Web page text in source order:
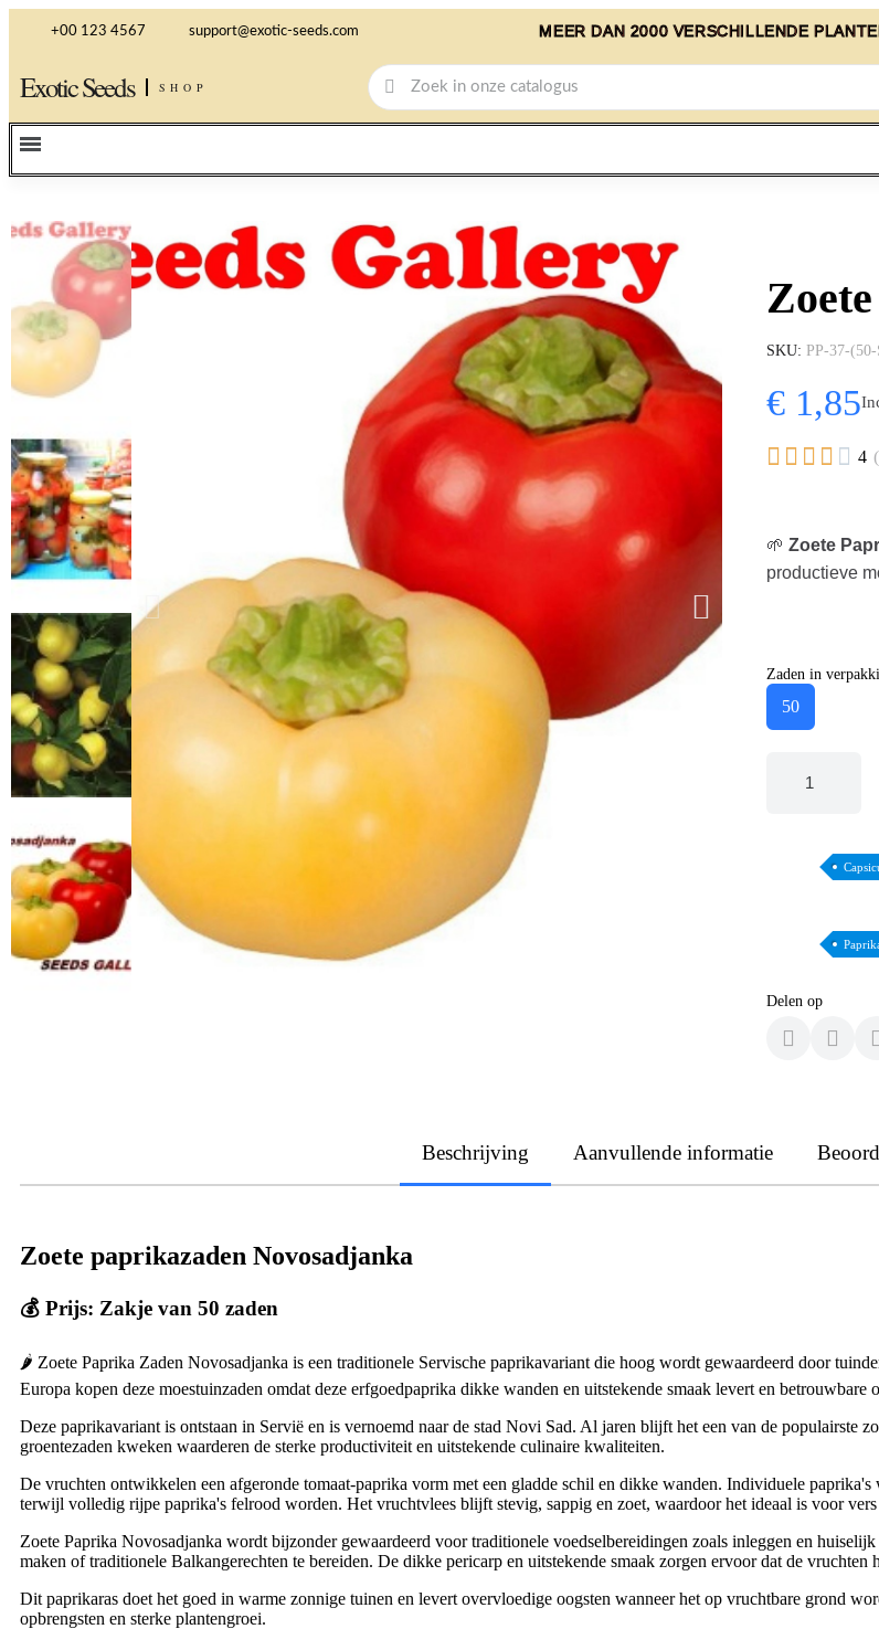
+00 123 4567 support@exotic-seeds.com MEER DAN 2000 VERSCHILLENDE
Exotic Seeds SHOP
SKU PP-37-(50-
€ 1,85
     4
🌱 Zoete
productieve
Zaden in
50
Delen op
Beschrijving Aanvullende informatie
Zoete paprikazaden Novosadjanka
💰 Prijs: Zakje van 50 zaden
🌶 Zoete Paprika Zaden Novosadjanka is een traditionele Servische paprikavariant die hoog wordt gewaardeerd door
Europa kopen deze moestuinzaden omdat deze erfgoedpaprika dikke wanden en uitstekende smaak levert en betrouwbare
Deze paprikavariant is ontstaan in Servië en is vernoemd naar de stad Novi Sad. Al jaren blijft het een van de populairste
groentezaden kweken waarderen de sterke productiviteit en uitstekende culinaire kwaliteiten.
De vruchten ontwikkelen een afgeronde tomaat-paprika vorm met een gladde schil en dikke wanden. Individuele paprika's
terwijl volledig rijpe paprika's felrood worden. Het vruchtvlees blijft stevig, sappig en zoet, waardoor het ideaal is voor
Zoete Paprika Novosadjanka wordt bijzonder gewaardeerd voor traditionele voedselbereidingen zoals inleggen en
maken of traditionele Balkangerechten te bereiden. De dikke pericarp en uitstekende smaak zorgen ervoor dat de
Dit paprikaras doet het goed in warme zonnige tuinen en levert overvloedige oogsten wanneer het op vruchtbare grond
opbrengsten en sterke plantengroei.